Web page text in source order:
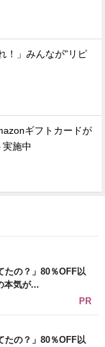
！」みんなが"リピ
ギフトカードが
実施中
たの？」80％OFF以
本気が...
PR
たの？」80％OFF以